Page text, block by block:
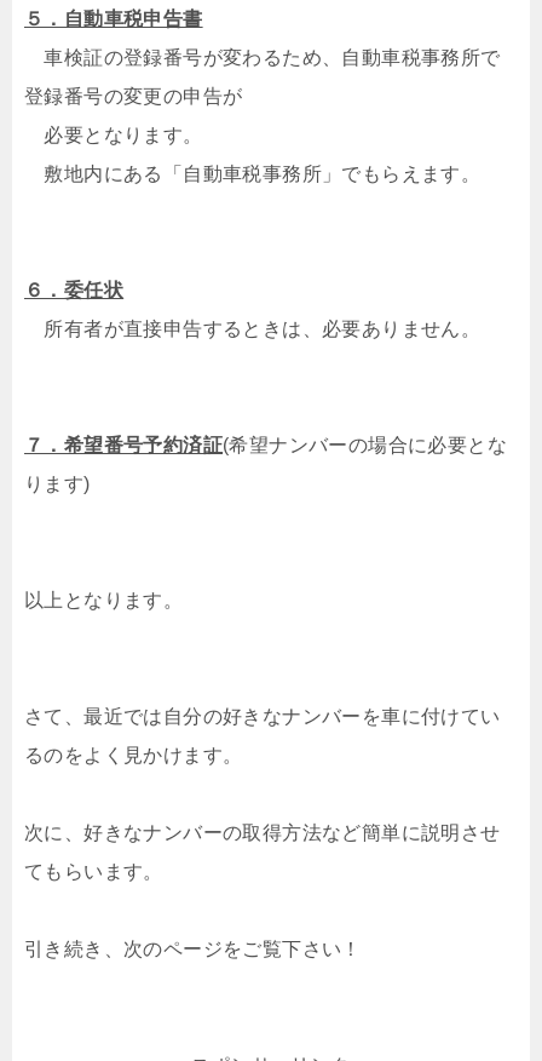
５．自動車税申告書
車検証の登録番号が変わるため、自動車税事務所で
登録番号の変更の申告が
必要となります。
敷地内にある「自動車税事務所」でもらえます。
６．委任状
所有者が直接申告するときは、必要ありません。
７．希望番号予約済証(希望ナンバーの場合に必要とな
ります)
以上となります。
さて、最近では自分の好きなナンバーを車に付けてい
るのをよく見かけます。
次に、好きなナンバーの取得方法など簡単に説明させ
てもらいます。
引き続き、次のページをご覧下さい！